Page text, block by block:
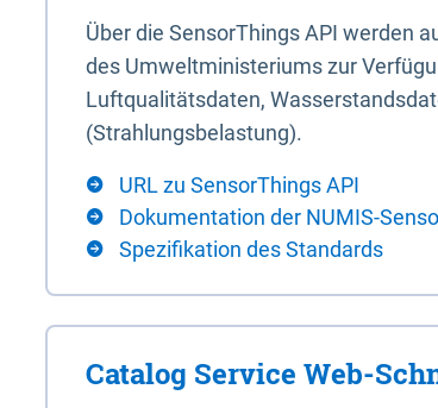
Über die SensorThings API werden
des Umweltministeriums zur
Luftqualitätsdaten,
(Strahlungsbelastung).
URL zu SensorThings API
Dokumentation der NUMIS-
Spezifikation des Standards
Catalog Service Web-